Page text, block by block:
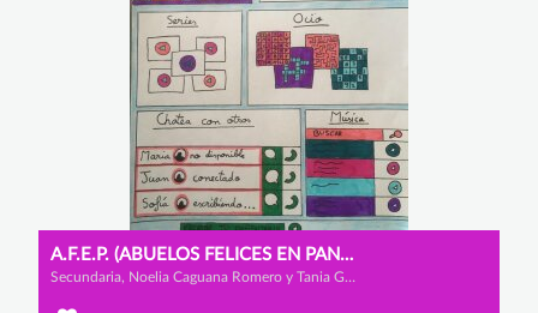
A.F.E.P. (ABUELOS FELICES EN PANDEMIA)
Secundaria, Noelia Caguana Romero y Tania González Tantau